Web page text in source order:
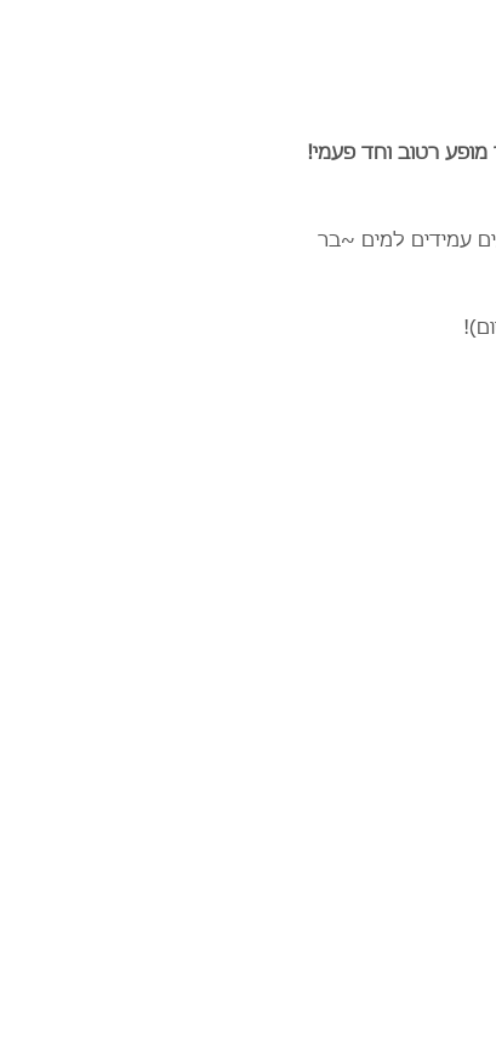
מופע רטוב וחד פעמי!
עמידים למים ~בר